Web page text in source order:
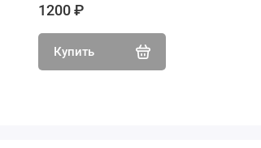
1200 ₽
Купить